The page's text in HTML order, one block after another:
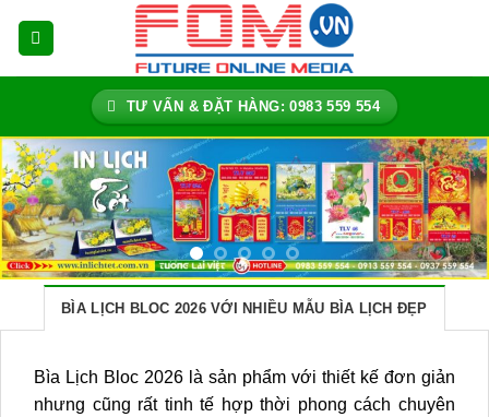
TƯ VẤN & ĐẶT HÀNG: 0983 559 554
BÌA LỊCH BLOC 2026 VỚI NHIỀU MẪU BÌA LỊCH ĐẸP
Bìa Lịch Bloc 2026 là sản phẩm với thiết kế đơn giản
nhưng cũng rất tinh tế hợp thời phong cách chuyên